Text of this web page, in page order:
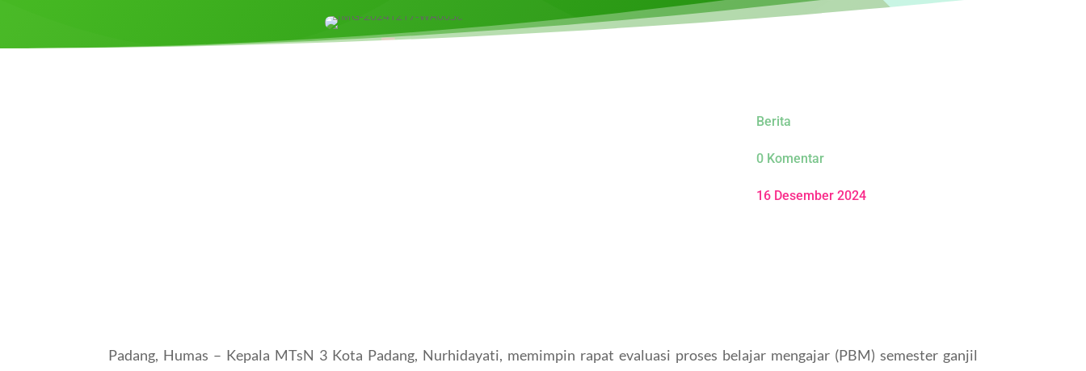
Berita
0 Komentar
16 Desember 2024
Padang, Humas – Kepala MTsN 3 Kota Padang, Nurhidayati, memimpin rapat evaluasi proses belajar mengajar (PBM) semester ganjil